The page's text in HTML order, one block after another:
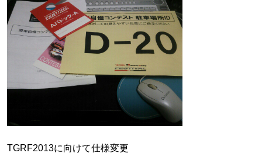
TGRF2013に向けて仕様変更